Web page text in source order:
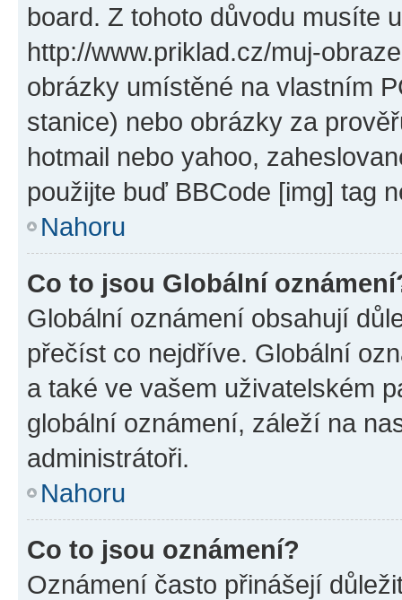
board. Z tohoto důvodu musíte
http://www.priklad.cz/muj-
obrázky umístěné na vlastním
stanice) nebo obrázky za
hotmail nebo yahoo,
použijte buď BBCode [img] tag
Nahoru
Co to jsou Globální
Globální oznámení obsahují
přečíst co nejdříve. Globální
a také ve vašem uživatelském
globální oznámení, záleží na
administrátoři.
Nahoru
Co to jsou oznámení?
Oznámení často přinášejí